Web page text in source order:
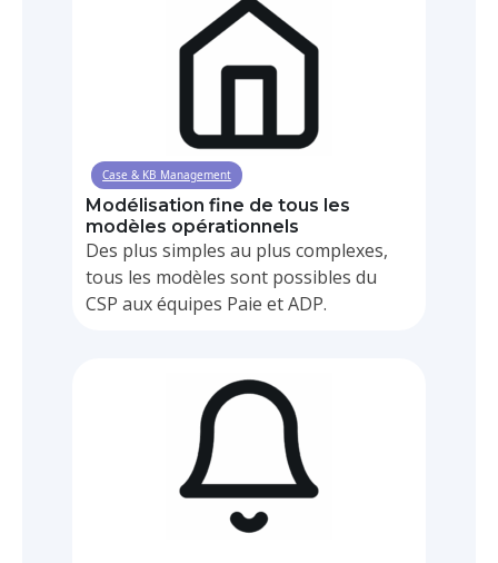
Case & KB Management
Modélisation fine de tous les
modèles opérationnels
Des plus simples au plus complexes,
tous les modèles sont possibles du
CSP aux équipes Paie et ADP.